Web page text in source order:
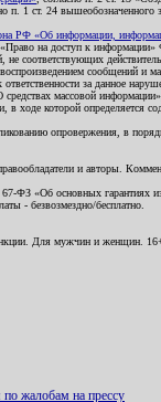
ст. 24 вышеобозначенного
РФ «Об информации,
«Право на доступ к информации»
соответствующих
сообщений и
за данное
массовой
ходе которой определяется
опровержения, в
и авторы.
«Об основных гарантиях
- безвозмездно/бесплатно.
Для мужчин и женщин.